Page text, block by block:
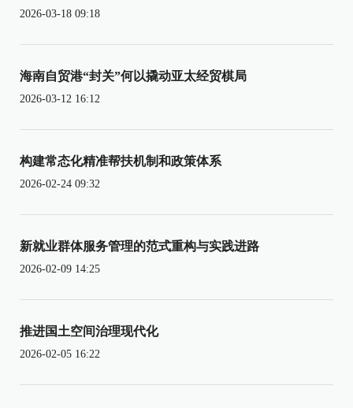
2026-03-18 09:18
海南自贸港“封关”何以撬动亚太经贸棋局
2026-03-12 16:12
构建常态化精准帮扶机制和政策体系
2026-02-24 09:32
新就业群体服务管理的范式重构与实践进路
2026-02-09 14:25
推进国土空间治理现代化
2026-02-05 16:22